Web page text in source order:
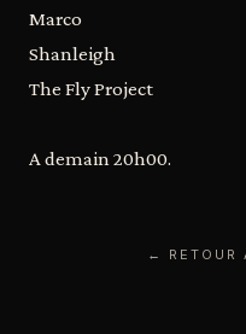
Marco
Shanleigh
The Fly Project
A demain 20h00.
← RETOUR